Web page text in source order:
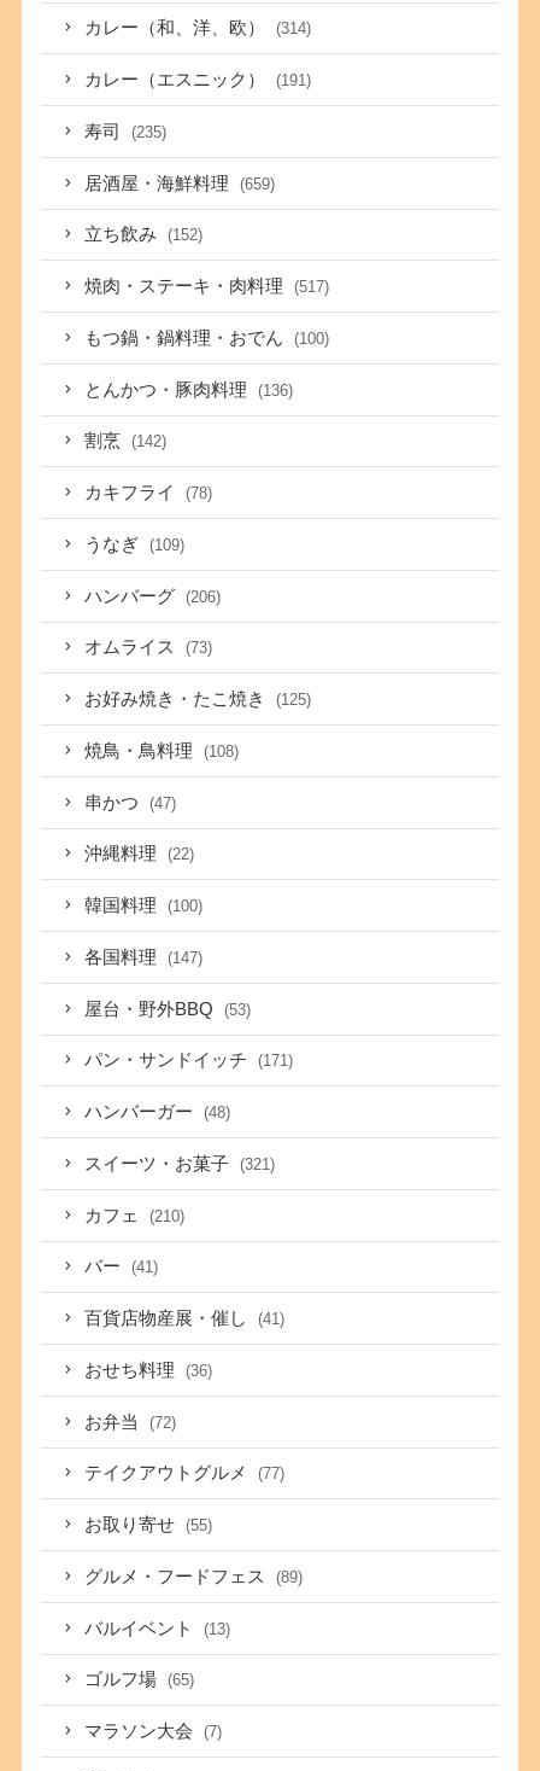
カレー（和、洋、欧） (314)
カレー（エスニック） (191)
寿司 (235)
居酒屋・海鮮料理 (659)
立ち飲み (152)
焼肉・ステーキ・肉料理 (517)
もつ鍋・鍋料理・おでん (100)
とんかつ・豚肉料理 (136)
割烹 (142)
カキフライ (78)
うなぎ (109)
ハンバーグ (206)
オムライス (73)
お好み焼き・たこ焼き (125)
焼鳥・鳥料理 (108)
串かつ (47)
沖縄料理 (22)
韓国料理 (100)
各国料理 (147)
屋台・野外BBQ (53)
パン・サンドイッチ (171)
ハンバーガー (48)
スイーツ・お菓子 (321)
カフェ (210)
バー (41)
百貨店物産展・催し (41)
おせち料理 (36)
お弁当 (72)
テイクアウトグルメ (77)
お取り寄せ (55)
グルメ・フードフェス (89)
バルイベント (13)
ゴルフ場 (65)
マラソン大会 (7)